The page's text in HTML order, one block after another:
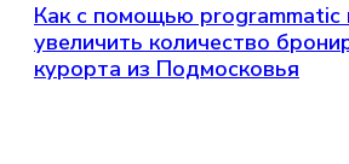
Как с помощью programmatic
увеличить количество
курорта из Подмосковья